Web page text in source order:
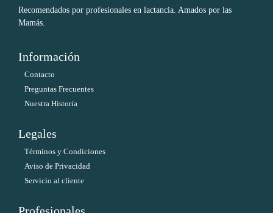
Recomendados por profesionales en lactancia. Amados por las
Mamás.
Información
Contacto
Preguntas Frecuentes
Nuestra Historia
Legales
Términos y Condiciones
Aviso de Privacidad
Servicio al cliente